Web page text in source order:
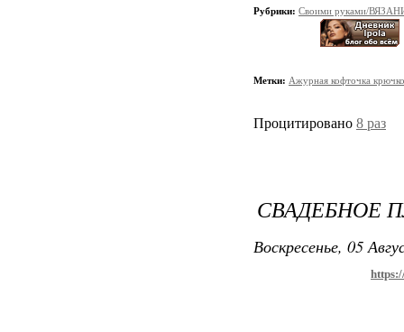
Рубрики: Своими руками/
Метки: Ажурная кофточка
Процитировано 8 раз
СВАДЕБНОЕ
Воскресенье, 05